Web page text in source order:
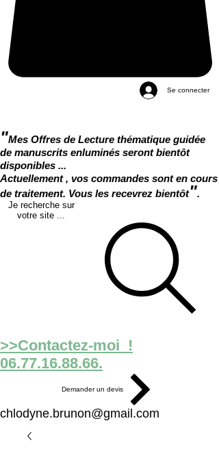
Se connecter
"Mes Offres de Lecture thématique guidée
de manuscrits enluminés seront bientôt
disponibles ...
Actuellement , vos commandes sont en cours
de traitement. Vous les recevrez bientôt".
Je recherche sur
votre site ...
>>Contactez-moi !
06.77.16.88.66.
Demander un devis
chlodyne.brunon@gmail.com